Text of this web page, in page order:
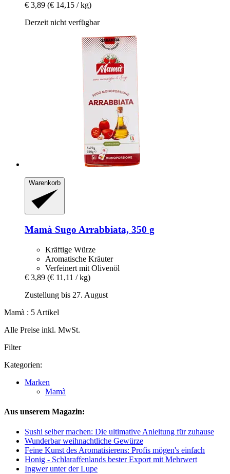
€ 3,89 (€ 14,15 / kg)
Derzeit nicht verfügbar
Warenkorb
Mamà Sugo Arrabbiata, 350 g
Kräftige Würze
Aromatische Kräuter
Verfeinert mit Olivenöl
€ 3,89 (€ 11,11 / kg)
Zustellung bis 27. August
Mamà : 5 Artikel
Alle Preise inkl. MwSt.
Filter
Kategorien:
Marken
Mamà
Aus unserem Magazin:
Sushi selber machen: Die ultimative Anleitung für zuhause
Wunderbar weihnachtliche Gewürze
Feine Kunst des Aromatisierens: Profis mögen's einfach
Honig - Schlaraffenlands bester Export mit Mehrwert
Ingwer unter der Lupe